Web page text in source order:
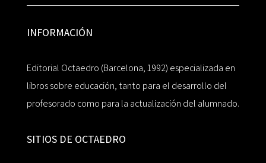
INFORMACIÓN
Editorial Octaedro (Barcelona, 1992) especializada en
libros sobre educación, tanto para el desarrollo del
profesorado como para la actualización del alumnado.
SITIOS DE OCTAEDRO